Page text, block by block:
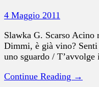
4 Maggio 2011
Slawka G. Scarso Acino
Dimmi, è già vino?
uno sguardo /
Continue Reading →